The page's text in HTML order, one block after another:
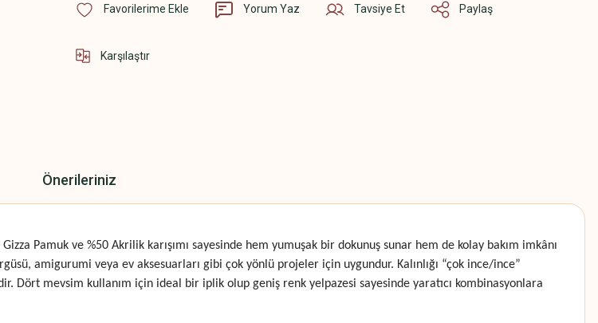
Yorum Yaz Tavsiye Et Paylaş
Karşılaştır
Önerileriniz
Pamuk ve %50 Akrilik karışımı sayesinde hem yumuşak bir dokunuş sunar hem de kolay bakım imkânı
amigurumi veya ev aksesuarları gibi çok yönlü projeler için uygundur. Kalınlığı “çok ince/ince”
Dört mevsim kullanım için ideal bir iplik olup geniş renk yelpazesi sayesinde yaratıcı kombinasyonlara